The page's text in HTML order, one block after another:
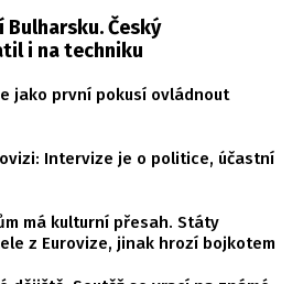
Český
i na techniku
jako první pokusí ovládnout
Intervize je o politice, účastní
má kulturní přesah. Státy
z Eurovize, jinak hrozí bojkotem